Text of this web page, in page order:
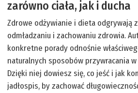
zarówno ciała, jak i ducha
Zdrowe odżywianie i dieta odgrywają
odmładzaniu i zachowaniu zdrowia.
konkretne porady odnośnie
naturalnych sposobów przywracania
Dzięki niej dowiesz się, co jeść i jak
jadłospis, by zachować